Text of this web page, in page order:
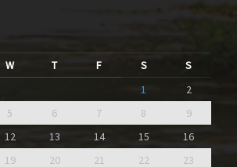
W T F S
S
1
2
5 6 7 8
9
12 13 14 15
16
19 20 21 22 23